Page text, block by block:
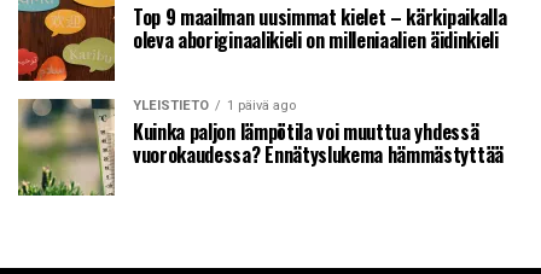
Top 9 maailman uusimmat kielet – kärkipaikalla
oleva aboriginaalikieli on milleniaalien äidinkieli
YLEISTIETO 1 päivä ago
Kuinka paljon lämpötila voi muuttua yhdessä
vuorokaudessa? Ennätyslukema hämmästyttää